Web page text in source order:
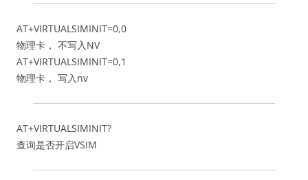
AT+VIRTUALSIMINIT=0,0
物理卡， 不写入NV
AT+VIRTUALSIMINIT=0,1
物理卡， 写入nv
AT+VIRTUALSIMINIT?
查询是否开启VSIM